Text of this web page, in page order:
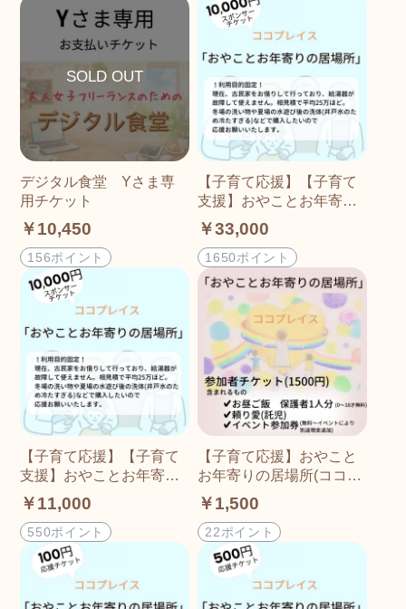
デジタル食堂 Yさま専
用チケット
￥10,450
156ポイント
【子育て応援】【子育て
支援】おやことお年寄り
の居場所(ココプレイス)ス
ポンサーチケット(30000
円)
￥33,000
1650ポイント
【子育て応援】【子育て
支援】おやことお年寄り
の居場所(ココプレイス)ス
ポンサーチケット(10000
円)
￥11,000
550ポイント
【子育て応援】おやこと
お年寄りの居場所(ココプ
レイス)参加者チケット(1
500円)
￥1,500
22ポイント